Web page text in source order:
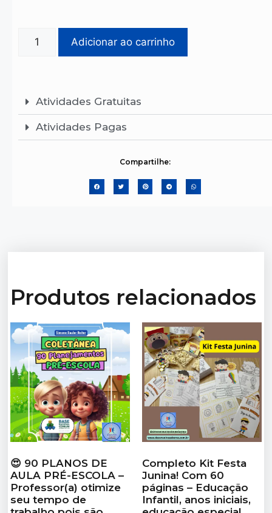
Adicionar ao carrinho
Atividades Gratuitas
Atividades Pagas
Compartilhe:
Produtos relacionados
😍 90 PLANOS DE
AULA PRÉ-ESCOLA –
Professor(a) otimize
seu tempo de
Completo Kit Festa
Junina! Com 60
páginas – Educação
Infantil, anos iniciais,